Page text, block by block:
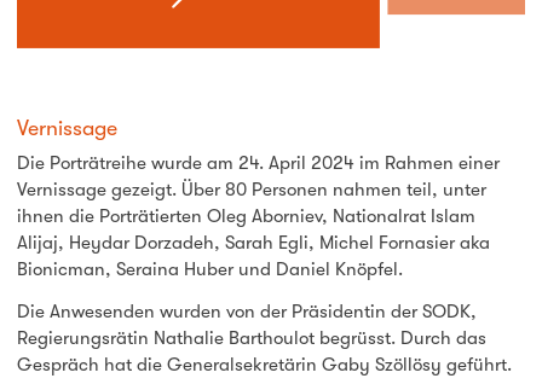
Vernissage
Die Porträtreihe wurde am 24. April 2024 im Rahmen einer
Vernissage gezeigt. Über 80 Personen nahmen teil, unter
ihnen die Porträtierten Oleg Aborniev, Nationalrat Islam
Alijaj, Heydar Dorzadeh, Sarah Egli, Michel Fornasier aka
Bionicman, Seraina Huber und Daniel Knöpfel.
Die Anwesenden wurden von der Präsidentin der SODK,
Regierungsrätin Nathalie Barthoulot begrüsst. Durch das
Gespräch hat die Generalsekretärin Gaby Szöllösy geführt.